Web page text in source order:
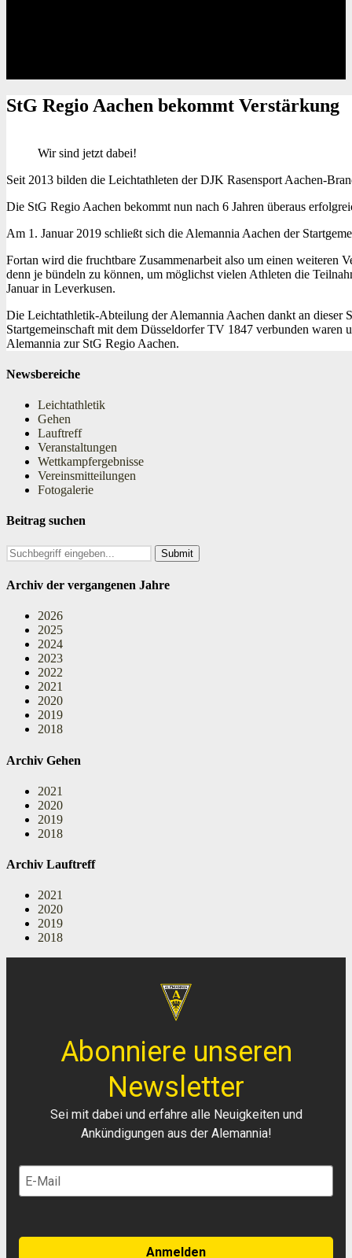
StG Regio Aachen bekommt Verstärkung
Wir sind jetzt dabei!
Seit 2013 bilden die Leichtathleten der DJK Rasensport Aachen-
Die StG Regio Aachen bekommt nun nach 6 Jahren überaus
Am 1. Januar 2019 schließt sich die Alemannia Aachen der
Fortan wird die fruchtbare Zusammenarbeit also um einen weiteren
denn je bündeln zu können, um möglichst vielen Athleten die
Januar in Leverkusen.
Die Leichtathletik-Abteilung der Alemannia Aachen dankt an dieser
Startgemeinschaft mit dem Düsseldorfer TV 1847 verbunden waren
Alemannia zur StG Regio Aachen.
Newsbereiche
Leichtathletik
Gehen
Lauftreff
Veranstaltungen
Wettkampfergebnisse
Vereinsmitteilungen
Fotogalerie
Beitrag suchen
Search
Archiv der vergangenen Jahre
2026
2025
2024
2023
2022
2021
2020
2019
2018
Archiv Gehen
2021
2020
2019
2018
Archiv Lauftreff
2021
2020
2019
2018
Abonniere unseren
Newsletter
Sei mit dabei und erfahre alle Neuigkeiten und
Ankündigungen aus der Alemannia!
Anmelden